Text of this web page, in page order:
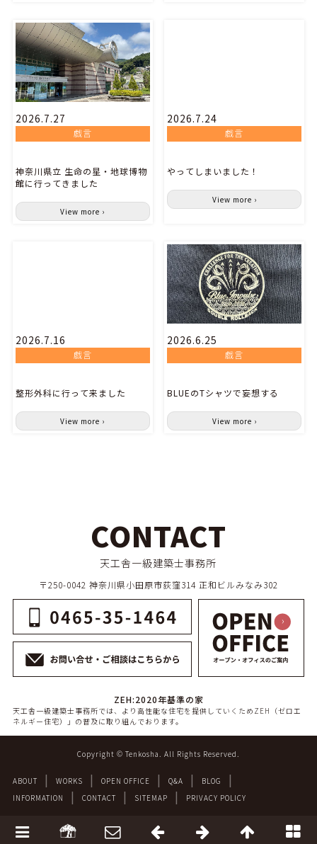
2026.7.27
戯言
神奈川県立 生命の星・地球博物
館に行ってきました
View more ›
2026.7.24
戯言
やってしまいました！
View more ›
2026.7.16
戯言
整形外科に行って来ました
View more ›
2026.6.25
戯言
BLUEのTシャツで妄想する
View more ›
CONTACT
天工舎一級建築士事務所
〒250-0042 神奈川県小田原市荻窪314 正和ビルみなみ302
ZEH:2020年基準の家
天工舎一級建築士事務所では、より高性能な住宅を提供していくためZEH（ゼロエ
ネルギー住宅）」の普及に取り組んでおります。
Copyright © Tenkosha. All Rights Reserved.
ABOUT WORKS OPEN OFFICE Q&A
BLOG
INFORMATION
CONTACT SITEMAP PRIVACY POLICY